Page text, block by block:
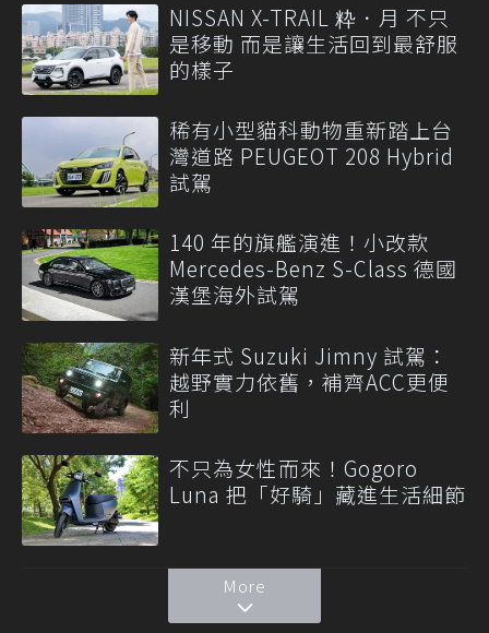
NISSAN X-TRAIL 粋．月 不只
是移動 而是讓生活回到最舒服
的樣子
稀有小型貓科動物重新踏上台
灣道路 PEUGEOT 208 Hybrid
試駕
140 年的旗艦演進！小改款
Mercedes-Benz S-Class 德國
漢堡海外試駕
新年式 Suzuki Jimny 試駕：
越野實力依舊，補齊ACC更便
利
不只為女性而來！Gogoro
Luna 把「好騎」藏進生活細節
More